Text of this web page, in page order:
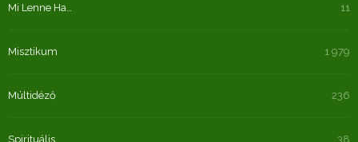
Mi Lenne Ha… 11
Misztikum 1 979
Múltidéző 236
Spirituális 38